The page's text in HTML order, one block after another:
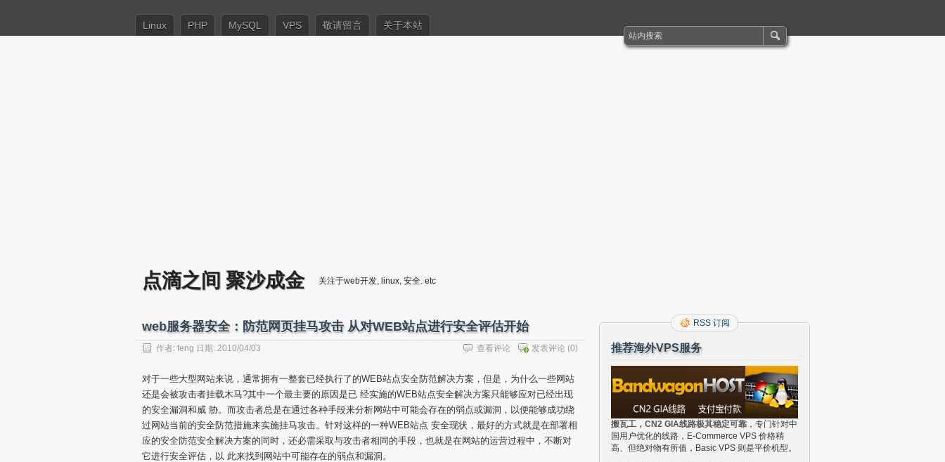
Linux PHP MySQL VPS 敬请留言 关于本站
点滴之间 聚沙成金 关注于web开发, linux, 安全. etc
web服务器安全：防范网页挂马攻击 从对WEB站点进行安全评估开始
作者: feng 日期: 2010/04/03 发表评论 (0)
查看评论
对于一些大型网站来说，通常拥有一整套已经执行了的WEB站点安全防范解决方案，但是，为什么一些网站
还是会被攻击者挂载木马?其中一个最主要的原因是已 经实施的WEB站点安全解决方案只能够应对已经出现
的安全漏洞和威 胁。而攻击者总是在通过各种手段来分析网站中可能会存在的弱点或漏洞，以便能够成功绕
过网站当前的安全防范措施来实施挂马攻击。针对这样的一种WEB站点 安全现状，最好的方式就是在部署相
应的安全防范安全解决方案的同时，还必需采取与攻击者相同的手段，也就是在网站的运营过程中，不断对
它进行安全评估，以 此来找到网站中可能存在的弱点和漏洞。
RSS 订阅
推荐海外VPS服务
搬瓦工，CN2 GIA线路极其稳定可靠 ，专门针对中
国用户优化的线路，E-Commerce VPS 价格稍
高、但绝对物有所值，Basic VPS 则是平价机型。